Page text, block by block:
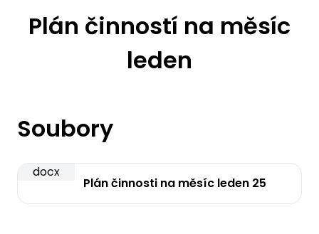
Plán činností na měsíc
leden
Soubory
docx
Plán činnosti na měsíc leden 25